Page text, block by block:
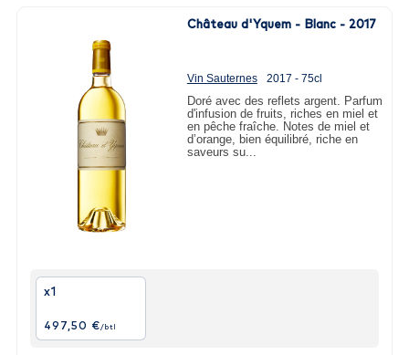
Château d'Yquem - Blanc - 2017
Vin Sauternes 2017 - 75cl
Doré avec des reflets argent. Parfum
d'infusion de fruits, riches en miel et
en pêche fraîche. Notes de miel et
d’orange, bien équilibré, riche en
saveurs su...
x1
497,50 €/btl